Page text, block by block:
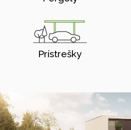
Prístrešky